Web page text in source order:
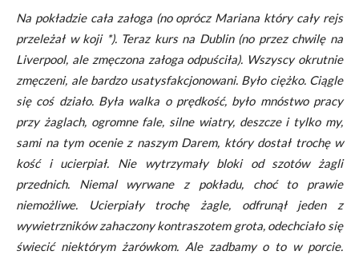
Na pokładzie cała załoga (no oprócz Mariana który cały rejs
przeleżał w koji *). Teraz kurs na Dublin (no przez chwilę na
Liverpool, ale zmęczona załoga odpuściła). Wszyscy okrutnie
zmęczeni, ale bardzo usatysfakcjonowani. Było ciężko. Ciągle
się coś działo. Była walka o prędkość, było mnóstwo pracy
przy żaglach, ogromne fale, silne wiatry, deszcze i tylko my,
sami na tym ocenie z naszym Darem, który dostał trochę w
kość i ucierpiał. Nie wytrzymały bloki od szotów żagli
przednich. Niemal wyrwane z pokładu, choć to prawie
niemożliwe. Ucierpiały trochę żagle, odfrunął jeden z
wywietrzników zahaczony kontraszotem grota, odechciało się
świecić niektórym żarówkom. Ale zadbamy o to w porcie.